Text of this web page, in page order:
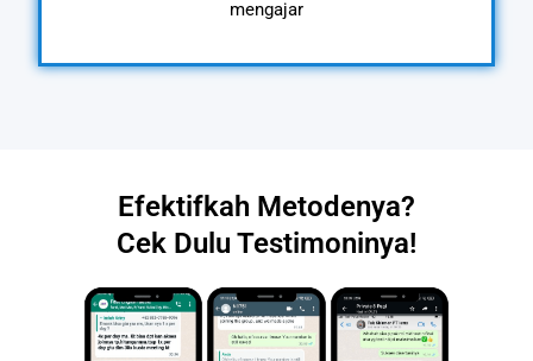
mengajar
Efektifkah Metodenya?
Cek Dulu Testimoninya!